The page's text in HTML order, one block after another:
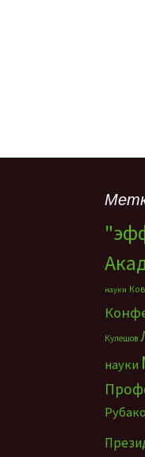
науки
Кулешов
науки